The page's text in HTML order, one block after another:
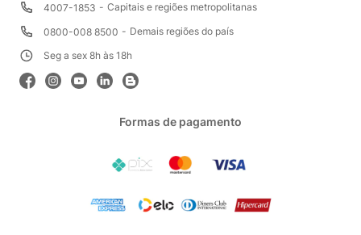
4007-1853
Capitais e regiões metropolitanas
0800-008 8500
Demais regiões do país
Seg a sex 8h às 18h
Formas de pagamento